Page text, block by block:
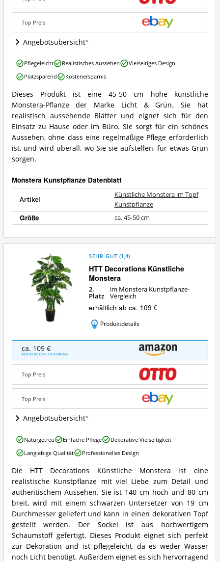
Angebote:
diese
Monstera
erhältlich?
Top Preis
Angebotsübersicht
Künstliche
Monstera
im
Topf
Kunstpflanze
Zusammenfassung:
Was
bietet
Monstera
Kunstpflanze?
Dieses Produkt ist eine 45-50 cm hohe künstliche
Monstera-Pflanze der Marke Licht & Grün. Sie hat
realistisch aussehende Blätter und eignet sich für den
Einsatz zu Hause oder im Büro. Sie sorgt für ein schönes
Aussehen, ohne dass eine regelmäßige Pflege erforderlich
ist, und wird überall, wo Sie sie aufstellen, für etwas Grün
sorgen.
Monstera Kunstpflanze Datenblatt
Artikel
Künstliche Monstera im Topf
Kunstpflanze
Größe ca. 45-50 cm
Künstliche
Monstera
im
Kunstpflanze
Vorteile:
Was
spricht
für
diese
Monstera
Kunstpflanze?
Pflegeleicht Realistisches Aussehen
Vielseitiges Design
Platzsparend
Kostenersparnis
HTT Decorations Künstliche
Monstera
SEHR GUT (1,4)
2.
Platz
im Monstera Kunstpflanze-
Vergleich
erhältlich ab ca. 109 €
Produktdetails
Decorations
Künstliche
Monstera
Angebote:
Wo
diese
Monstera
Kunstpflanze
ca. 109 €
KOSTENLOSE LIEFERUNG
Top Preis
Top Preis
Angebotsübersicht
HTT
Decorations
Künstliche
Monstera
Zusammenfassung:
Was
bietet
diese
Monstera
Kunstpflanze?
Die HTT Decorations Künstliche Monstera ist eine
realistische Kunstpflanze mit viel Liebe zum Detail und
authentischem Aussehen. Sie ist 140 cm hoch und 80 cm
breit, wird mit einem schwarzen Untersetzer von 19 cm
Durchmesser geliefert und kann in einen dekorativen Topf
gestellt werden. Der Sockel ist aus hochwertigem
Schaumstoff gefertigt. Dieses Produkt eignet sich perfekt
zur Dekoration und ist pflegeleicht, da es weder Wasser
noch Licht benötigt. Außerdem eignet es sich hervorragend
HTT
Decorations
Künstliche
Vorteile:
Was
spricht
für
diese
Monstera
Kunstpflanze?
Naturgetreu Einfache Pflege
Dekorative Vielseitigkeit
Langlebige Qualität
Professionelles Design